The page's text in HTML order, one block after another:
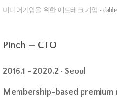
미디어기업을 위한 애드테크 기업 -
Pinch — CTO
2016.1 - 2020.2 · Seoul
Membership-based